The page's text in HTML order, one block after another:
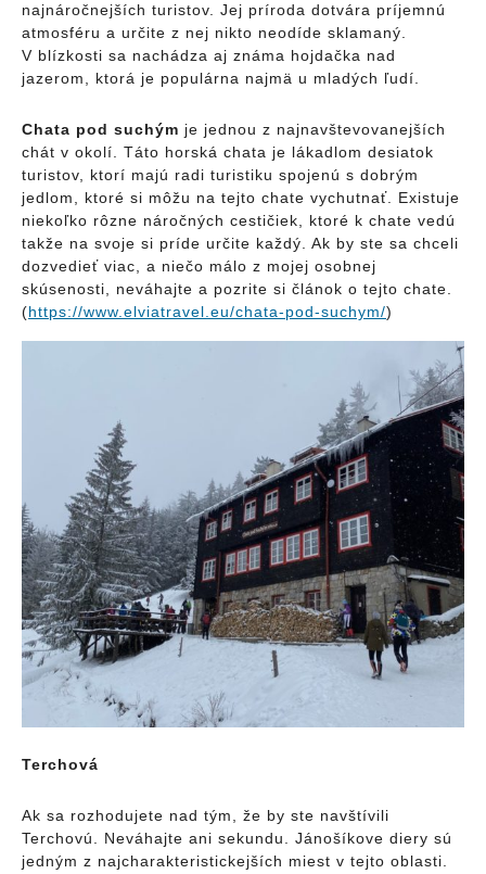
najnáročnejších turistov. Jej príroda dotvára príjemnú
atmosféru a určite z nej nikto neodíde sklamaný.
V blízkosti sa nachádza aj známa hojdačka nad
jazerom, ktorá je populárna najmä u mladých ľudí.
Chata pod suchým je jednou z najnavštevovanejších
chát v okolí. Táto horská chata je lákadlom desiatok
turistov, ktorí majú radi turistiku spojenú s dobrým
jedlom, ktoré si môžu na tejto chate vychutnať. Existuje
niekoľko rôzne náročných cestičiek, ktoré k chate vedú
takže na svoje si príde určite každý. Ak by ste sa chceli
dozvedieť viac, a niečo málo z mojej osobnej
skúsenosti, neváhajte a pozrite si článok o tejto chate.
(https://www.elviatravel.eu/chata-pod-suchym/)
Terchová
Ak sa rozhodujete nad tým, že by ste navštívili
Terchovú. Neváhajte ani sekundu. Jánošíkove diery sú
jedným z najcharakteristickejších miest v tejto oblasti.